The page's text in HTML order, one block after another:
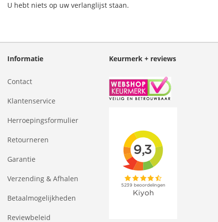
U hebt niets op uw verlanglijst staan.
Informatie
Contact
Klantenservice
Herroepingsformulier
Retourneren
Garantie
Verzending & Afhalen
Betaalmogelijkheden
Reviewbeleid
Keurmerk + reviews